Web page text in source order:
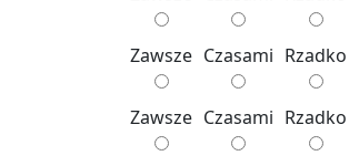
ćwiczenia
Psycholog
Radom
Za­wsze Cza­sa­mi Rzad­ko
Za­wsze Cza­sa­mi Rzad­ko